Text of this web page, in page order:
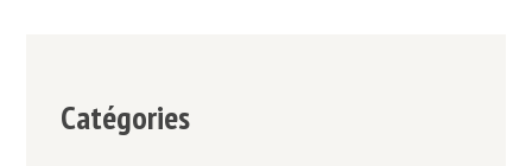
Catégories